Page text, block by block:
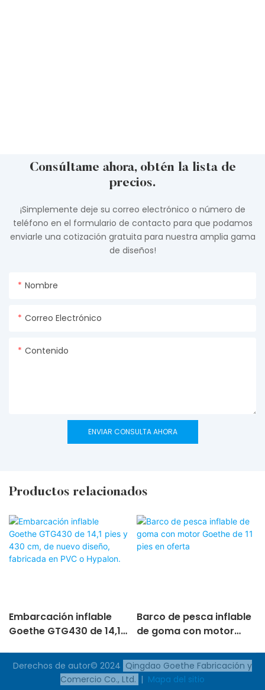
Consúltame ahora, obtén la lista de
precios.
¡Simplemente deje su correo electrónico o número de
teléfono en el formulario de contacto para que podamos
enviarle una cotización gratuita para nuestra amplia gama
de diseños!
Nombre
Correo Electrónico
Contenido
ENVIAR CONSULTA AHORA
Productos relacionados
Embarcación inflable
Goethe GTG430 de 14,1
diseño, fabricada en
PVC o Hypalon.
Barco de pesca inflable
de goma con motor
oferta
Derechos de autor© 2024 Qingdao Goethe Fabricación y
Comercio Co., Ltd. | Mapa del sitio